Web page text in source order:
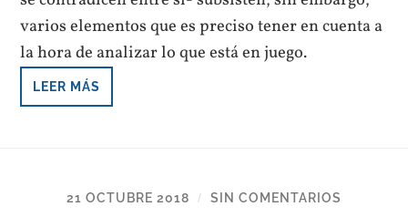
varios elementos que es preciso tener en cuenta a
la hora de analizar lo que está en juego.
LEER MÁS
21 OCTUBRE 2018 / SIN COMENTARIOS